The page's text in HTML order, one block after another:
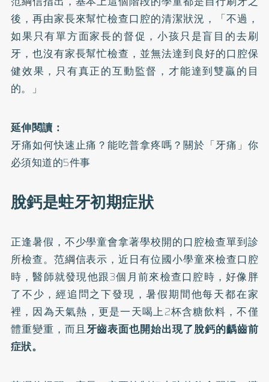
後，再由家長來幫忙檢查口腔的清潔狀況，「不過，
如果只有單方面家長的督促，小孩只是盲目的去刷
牙，也沒有家長幫忙檢查，並無法達到良好的口腔保
健效果，只有真正的互動監督，才能達到雙贏的目
的。」
延伸閱讀：
牙痛如何快速止痛？能吃普拿疼嗎？關於「牙痛」你
必須知道的5件事
脫鈣是蛀牙初期症狀
正逢暑假，不少學童會拿著學校開的口腔檢查單到診
所檢查。范綱信表示，近日有位國小學童來檢查口腔
時，醫師就發現他跟3個月前來檢查口腔時，好像胖
了不少，經追問之下發現，暑假期間他每天都在家
裡，因為天氣熱，更是一天喝上2杯含糖飲料，不僅
體重變重，而且牙齒表面也開始出現了脫鈣的齲齒前
症狀。